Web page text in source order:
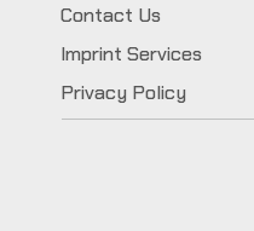
Contact Us
Imprint Services
Privacy Policy